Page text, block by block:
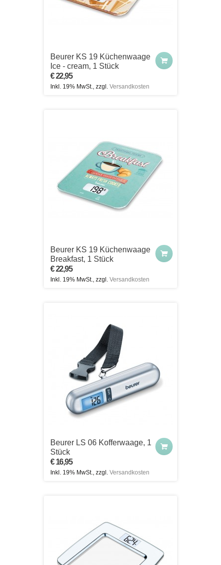
Beurer KS 19 Küchenwaage
Ice - cream, 1 Stück
€ 22,95
Inkl. 19% MwSt., zzgl. Versandkosten
Beurer KS 19 Küchenwaage
Breakfast, 1 Stück
€ 22,95
Inkl. 19% MwSt., zzgl. Versandkosten
Beurer LS 06 Kofferwaage, 1
Stück
€ 16,95
Inkl. 19% MwSt., zzgl. Versandkosten